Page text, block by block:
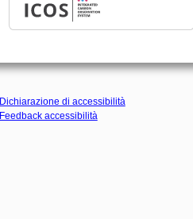
Dichiarazione di accessibilità
Feedback accessibilità